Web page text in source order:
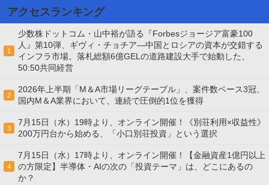
アクセスランキング
1
少数株ドットコム・山中裕が語る『Forbesジョージア富豪100
人』第10弾、ギヴィ・チョチア―中国とロシアの資本が交錯する
インフラ市場。落札総額6億GELの道路建設大手で始動した、
50:50共同経営
2
2026年上半期「M＆A市場リーグテーブル」、案件数ベース3冠、
国内M＆A業界において、連続で圧倒的1位を獲得
3
7月15日（水）19時より、オンライン開催！《別荘利用×収益性》
200万円台から始める、「小口別荘投資」という選択
4
7月15日（水）17時より、オンライン開催！【金融資産1億円以上
の方限定】半導体・AIの次の「投資テーマ」は、どこにあるの
か？